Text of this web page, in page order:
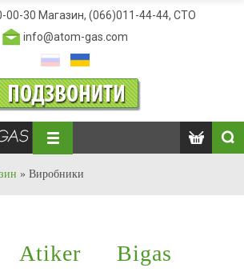
00-30 Магазин, (066)011-44-44, СТО
info@atom-gas.com
» Виробники
Atiker Bigas